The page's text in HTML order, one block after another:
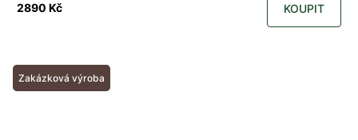
2890 Kč KOUPIT
Zakázková výroba